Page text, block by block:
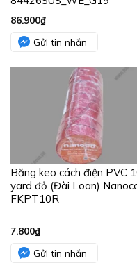
Gửi tin nhắn
Công tắc 1 chiều 10A MPE
A30/1
Gửi tin nhắn